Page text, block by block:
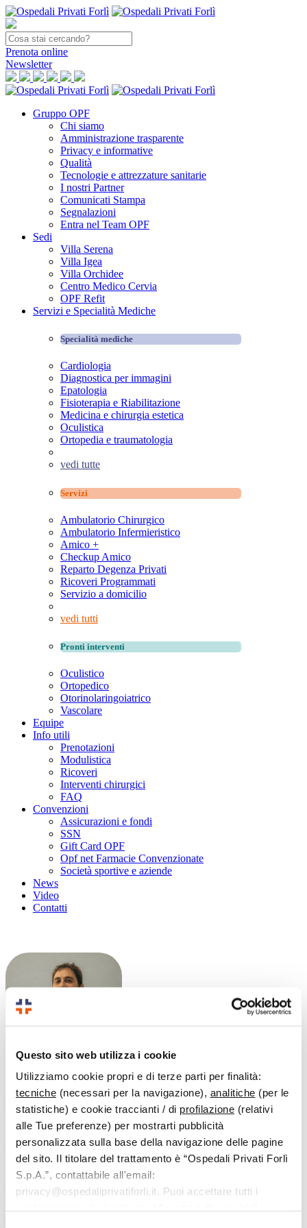
Questo sito web utilizza i cookie
Utilizziamo cookie propri e di terze parti per finalità:
tecniche (necessari per la navigazione), analitiche (per le
statistiche) e cookie traccianti / di profilazione (relativi
alle Tue preferenze) per mostrarti pubblicità
personalizzata sulla base della navigazione delle pagine
del sito. Il titolare del trattamento è “Ospedali Privati Forlì
S.p.A.”, contattabile all'email:
privacy@ospedaliprivatiforli.it. Puoi accettare tutti i
Prenota online
Newsletter
Gruppo OPF
Chi siamo
Amministrazione trasparente
Privacy e informative
Qualità
Tecnologie e attrezzature sanitarie
I nostri Partner
Comunicati Stampa
Segnalazioni
Entra nel Team OPF
Sedi
Villa Serena
Villa Igea
Villa Orchidee
Centro Medico Cervia
OPF Refit
Servizi e Specialità Mediche
Specialità mediche
Cardiologia
Diagnostica per immagini
Epatologia
Fisioterapia e Riabilitazione
Medicina e chirurgia estetica
Oculistica
Ortopedia e traumatologia
vedi tutte
Servizi
Ambulatorio Chirurgico
Ambulatorio Infermieristico
Amico +
Checkup Amico
Reparto Degenza Privati
Ricoveri Programmati
Servizio a domicilio
vedi tutti
Pronti interventi
Oculistico
Ortopedico
Otorinolaringoiatrico
Vascolare
Equipe
Info utili
Prenotazioni
Modulistica
Ricoveri
Interventi chirurgici
FAQ
Convenzioni
Assicurazioni e fondi
SSN
Gift Card OPF
Opf net Farmacie Convenzionate
Società sportive e aziende
News
Video
Contatti
Dott.Carucci Danilo
Specialista in:
Anestesia e Terapia Del Dolore
Il dr. Danilo Carucci è laureato a pieni voti in Medicina e Chirurgia
presso l’università di Perugia e specializzato presso l’università di
Modena e Reggio Emilia in anestesia e terapia del dolore. Da Marzo